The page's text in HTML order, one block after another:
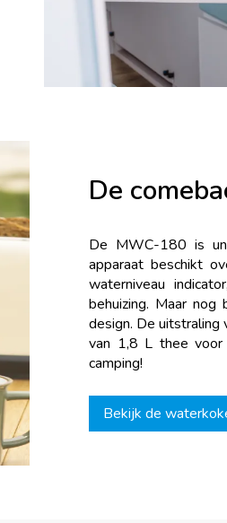
De
De MWC-180 is
apparaat beschikt
waterniveau
behuizing. Maar
design. De uitstraling
van 1,8 L thee
camping!
Bekijk de